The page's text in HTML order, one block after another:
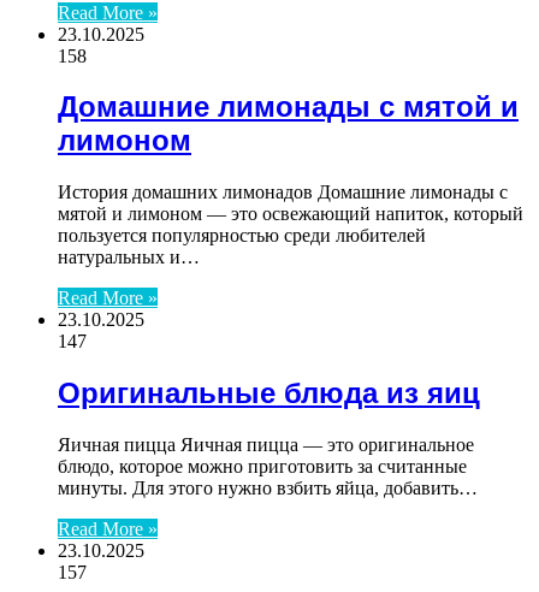
Read More »
23.10.2025
158
Домашние лимонады с мятой и
лимоном
История домашних лимонадов Домашние лимонады с
мятой и лимоном — это освежающий напиток, который
пользуется популярностью среди любителей
натуральных и…
Read More »
23.10.2025
147
Оригинальные блюда из яиц
Яичная пицца Яичная пицца — это оригинальное
блюдо, которое можно приготовить за считанные
минуты. Для этого нужно взбить яйца, добавить…
Read More »
23.10.2025
157